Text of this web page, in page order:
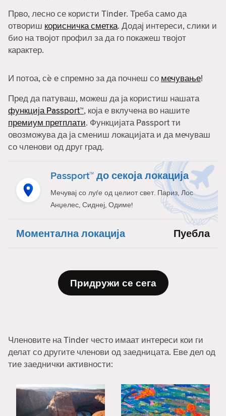
Прво, лесно се користи Tinder. Треба само да
отвориш корисничка сметка. Додај интереси, слики и
био на твојот профил за да го покажеш твојот
карактер.
И потоа, сè е спремно за да почнеш со мечување!
Пред да патуваш, можеш да ја користиш нашата
функција Passport™, која е вклучена во нашите
премиум претплати. Функцијата Passport ти
овозможува да ја смениш локацијата и да мечуваш
со членови од друг град.
Passport™ до секоја локација
Мечувај со луѓе од целиот свет. Париз, Лос
Анџелес, Сиднеј, Одиме!
Моментална локација Пуебла
Придружи се сега
Членовите на Tinder често имаат интереси кои ги
делат со другите членови од заедницата. Еве дел од
тие заеднички активности: